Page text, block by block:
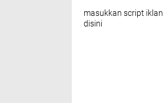
masukkan script iklan
disini